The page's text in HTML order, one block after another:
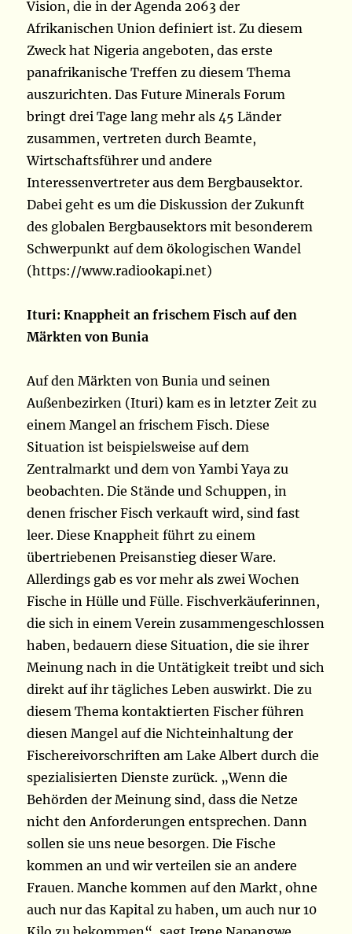
Vision, die in der Agenda 2063 der
Afrikanischen Union definiert ist. Zu diesem
Zweck hat Nigeria angeboten, das erste
panafrikanische Treffen zu diesem Thema
auszurichten. Das Future Minerals Forum
bringt drei Tage lang mehr als 45 Länder
zusammen, vertreten durch Beamte,
Wirtschaftsführer und andere
Interessenvertreter aus dem Bergbausektor.
Dabei geht es um die Diskussion der Zukunft
des globalen Bergbausektors mit besonderem
Schwerpunkt auf dem ökologischen Wandel
(https://www.radiookapi.net)
Ituri: Knappheit an frischem Fisch auf den
Märkten von Bunia
Auf den Märkten von Bunia und seinen
Außenbezirken (Ituri) kam es in letzter Zeit zu
einem Mangel an frischem Fisch. Diese
Situation ist beispielsweise auf dem
Zentralmarkt und dem von Yambi Yaya zu
beobachten. Die Stände und Schuppen, in
denen frischer Fisch verkauft wird, sind fast
leer. Diese Knappheit führt zu einem
übertriebenen Preisanstieg dieser Ware.
Allerdings gab es vor mehr als zwei Wochen
Fische in Hülle und Fülle. Fischverkäuferinnen,
die sich in einem Verein zusammengeschlossen
haben, bedauern diese Situation, die sie ihrer
Meinung nach in die Untätigkeit treibt und sich
direkt auf ihr tägliches Leben auswirkt. Die zu
diesem Thema kontaktierten Fischer führen
diesen Mangel auf die Nichteinhaltung der
Fischereivorschriften am Lake Albert durch die
spezialisierten Dienste zurück. „Wenn die
Behörden der Meinung sind, dass die Netze
nicht den Anforderungen entsprechen. Dann
sollen sie uns neue besorgen. Die Fische
kommen an und wir verteilen sie an andere
Frauen. Manche kommen auf den Markt, ohne
auch nur das Kapital zu haben, um auch nur 10